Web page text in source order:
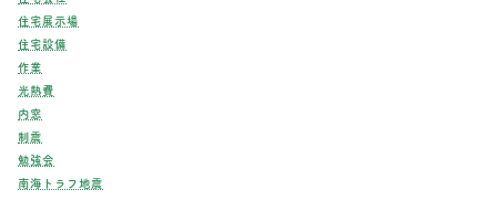
住宅展示場
住宅設備
作業
光熱費
内窓
制震
勉強会
南海トラフ地震